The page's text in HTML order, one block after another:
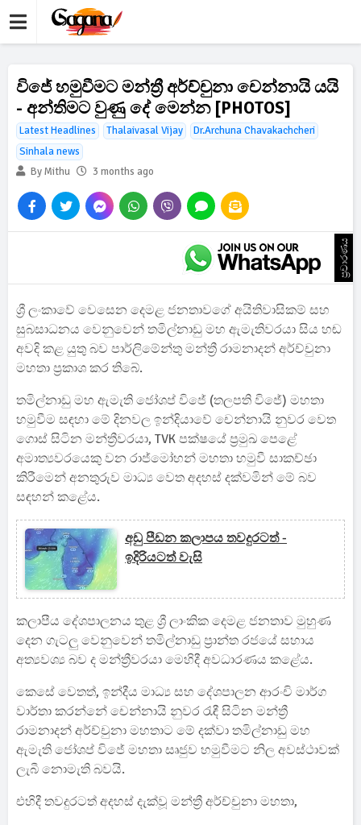
විජේ හමුවීමට මන්ත්‍රී අර්ච්චුනා චෙන්නායි යයි
- අන්තිමට වුණු දේ මෙන්න [PHOTOS]
Latest Headlines Thalaivasal Vijay
Dr.Archuna Chavakachcheri
Sinhala news
By Mithu
3 months ago
ප්‍රචාරණය
ශ්‍රී ලංකාවේ වෙසෙන දෙමළ ජනතාවගේ අයිතිවාසිකම් සහ
සුබසාධනය වෙනුවෙන් තමිල්නාඩු මහ ඇමැතිවරයා සිය හඬ
අවදි කළ යුතු බව පාර්ලිමේන්තු මන්ත්‍රී රාමනාදන් අර්ච්චුනා
මහතා ප්‍රකාශ කර තිබේ.
තමිල්නාඩු මහ ඇමැති ජෝශප් විජේ (තලපති විජේ) මහතා
හමුවීම සඳහා මේ දිනවල ඉන්දියාවේ චෙන්නායි නුවර වෙත
ගොස් සිටින මන්ත්‍රීවරයා, TVK පක්ෂයේ ප්‍රමුඛ පෙළේ
අමාත්‍යවරයෙකු වන රාජ්මෝහන් මහතා හමුවී සාකච්ඡා
කිරීමෙන් අනතුරුව මාධ්‍ය වෙත අදහස් දක්වමින් මේ බව
සඳහන් කළේය.
අඩු පීඩන කලාපය තවදුරටත් -
ඉදිරියටත් වැසි
කලාපීය දේශපාලනය තුළ ශ්‍රී ලාංකික දෙමළ ජනතාව මුහුණ
දෙන ගැටලු වෙනුවෙන් තමිල්නාඩු ප්‍රාන්ත රජයේ සහාය
අත්‍යවශ්‍ය බව ද මන්ත්‍රීවරයා මෙහිදී අවධාරණය කළේය.
කෙසේ වෙතත්, ඉන්දීය මාධ්‍ය සහ දේශපාලන ආරංචි මාර්ග
වාර්තා කරන්නේ චෙන්නායි නුවර රැඳී සිටින මන්ත්‍රී
රාමනාදන් අර්ච්චුනා මහතාට මේ දක්වා තමිල්නාඩු මහ
ඇමැති ජෝශප් විජේ මහතා සෘජුව හමුවීමට නිල අවස්ථාවක්
ලැබී නොමැති බවයි.
එහිදී තවදුරටත් අදහස් දැක්වූ මන්ත්‍රී අර්ච්චුනා මහතා,